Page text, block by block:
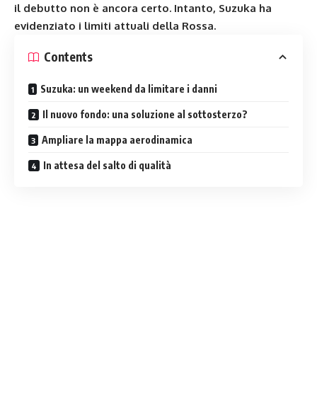
il debutto non è ancora certo. Intanto, Suzuka ha
evidenziato i limiti attuali della Rossa.
Contents
Suzuka: un weekend da limitare i danni
Il nuovo fondo: una soluzione al sottosterzo?
Ampliare la mappa aerodinamica
In attesa del salto di qualità